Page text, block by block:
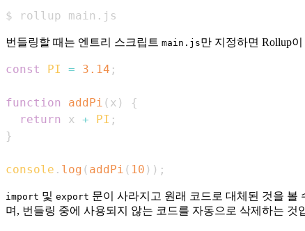
$ rollup main.js
번들링할 때는 엔트리 스크립트 main.js만 지정하면 Rollup
const PI = 3.14 ;
function addPi ( x )
{
return
x + PI ;
}
console . log ( addPi ( 10 ) ) ;
import 및 export 문이 사라지고 원래 코드로 대체된 것을 볼
며, 번들링 중에 사용되지 않는 코드를 자동으로 삭제하는